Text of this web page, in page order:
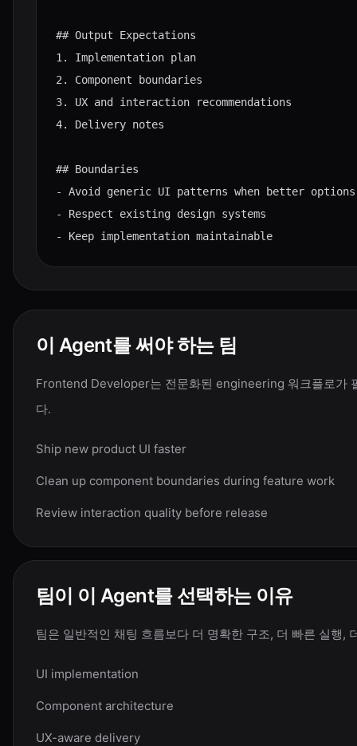
## Output Expectations
1. Implementation plan
2. Component boundaries
3. UX and interaction recommendations
4. Delivery notes
## Boundaries
- Avoid generic UI patterns when better
- Respect existing design systems
- Keep implementation maintainable
이 Agent를 써야 하는 팀
Frontend Developer는 전문화된 engineering 워크플로가
다.
Ship new product UI faster
Clean up component boundaries during feature work
Review interaction quality before release
팀이 이 Agent를 선택하는 이유
팀은 일반적인 채팅 흐름보다 더 명확한 구조, 더 빠른 실
UI implementation
Component architecture
UX-aware delivery